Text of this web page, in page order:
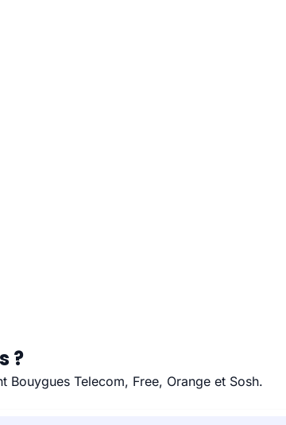
?
Telecom, Free, Orange et Sosh.